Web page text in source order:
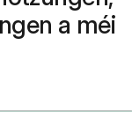
a méi